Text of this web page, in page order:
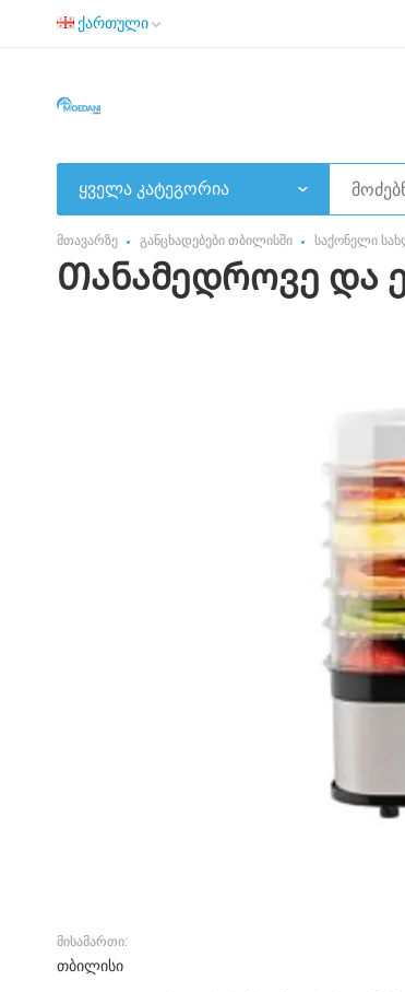
ქართული
ყველა კატეგორია
მთავარზე განცხადებები თბილისში საქონელი
Თანამედროვე და
მისამართი:
თბილისი